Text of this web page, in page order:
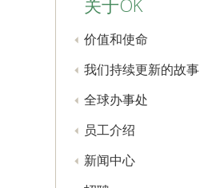
关于OK
价值和使命
我们持续更新的故事
全球办事处
员工介绍
新闻中心